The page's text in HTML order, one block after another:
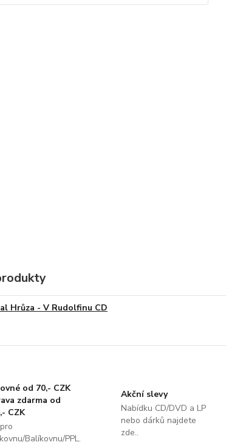
Hrůza - V Rudolfinu CD
od 70,- CZK
zdarma od
CZK
Balíkovnu/PPL.
Akční slevy
Nabídku CD/DVD a LP
nebo dárků najdete
zde..